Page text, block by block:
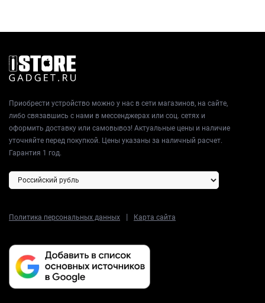
Приобрести устройство можно у нас в сети магазинов, на сайте,
либо связавшись с нами в мессенджерах или соц. сетях и
оформить доставку или самовывоз! Актуальные цены и наличие
уточняйте перед покупкой. Цены указаны за наличный расчет.
Гарантия 1 год.
Политика персональных данных | Карта сайта